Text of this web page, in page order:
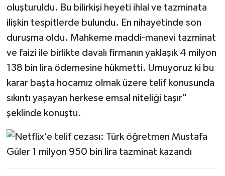
oluşturuldu. Bu bilirkişi heyeti ihlal ve tazminata
ilişkin tespitlerde bulundu. En nihayetinde son
duruşma oldu. Mahkeme maddi-manevi tazminat
ve faizi ile birlikte davalı firmanın yaklaşık 4 milyon
138 bin lira ödemesine hükmetti. Umuyoruz ki bu
karar başta hocamız olmak üzere telif konusunda
sıkıntı yaşayan herkese emsal niteliği taşır"
şeklinde konuştu.